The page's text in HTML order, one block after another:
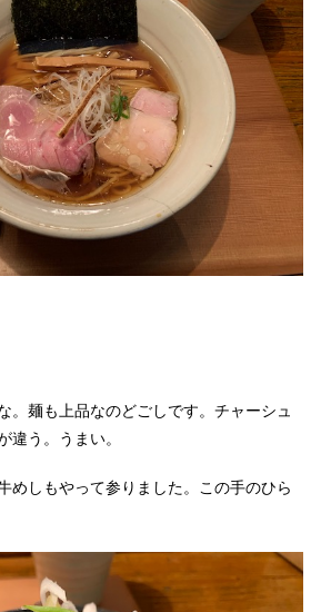
。麺も上品なのどごしです。チャーシュ
違う。うまい。
めしもやって参りました。この手のひら